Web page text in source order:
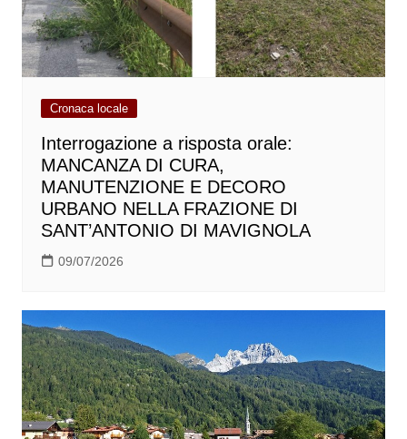
Cronaca locale
Interrogazione a risposta orale:
MANCANZA DI CURA,
MANUTENZIONE E DECORO
URBANO NELLA FRAZIONE DI
SANT’ANTONIO DI MAVIGNOLA
09/07/2026